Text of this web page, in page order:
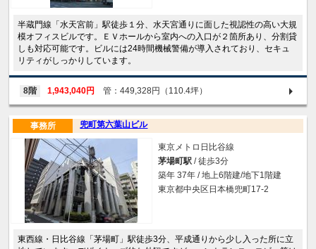
半蔵門線「水天宮前」駅徒歩１分、水天宮通りに面した視認性の高い大規
模オフィスビルです。ＥＶホールから室内への入口が２箇所あり、分割貸
しも対応可能です。ビルには24時間機械警備が導入されており、セキュ
リティがしっかりしています。
8階 1,943,040円 管：449,328円（110.4坪）
兜町第六葉山ビル
事務所
東京メトロ日比谷線
茅場町駅 / 徒歩3分
築年 37年 / 地上6階建/地下1階建
東京都中央区日本橋兜町17-2
東西線・日比谷線「茅場町」駅徒歩3分、平成通りから少し入った所に立